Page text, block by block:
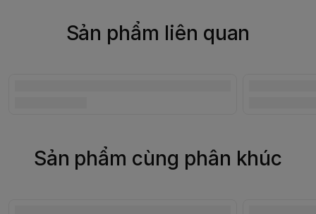
Sản phẩm liên quan
Sản phẩm cùng phân khúc